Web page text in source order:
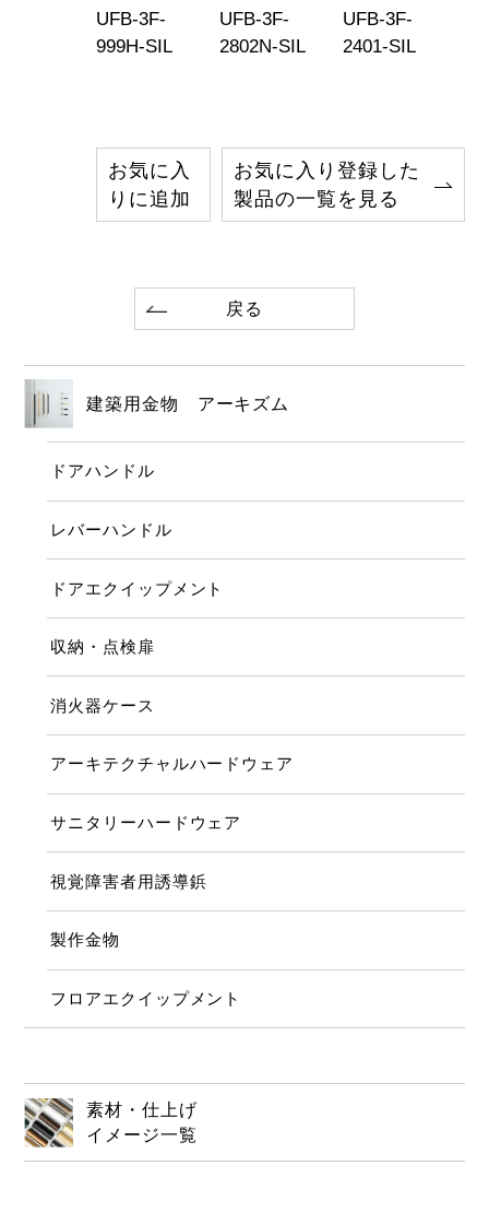
UFB-3F-
999H-SIL
UFB-3F-
2802N-SIL
UFB-3F-
2401-SIL
お気に入
りに追加
お気に入り登録した
製品の一覧を見る
戻る
建築用金物 アーキズム
ドアハンドル
レバーハンドル
ドアエクイップメント
収納・点検扉
消火器ケース
アーキテクチャルハードウェア
サニタリーハードウェア
視覚障害者用誘導鋲
製作金物
フロアエクイップメント
素材・仕上げ
イメージ一覧